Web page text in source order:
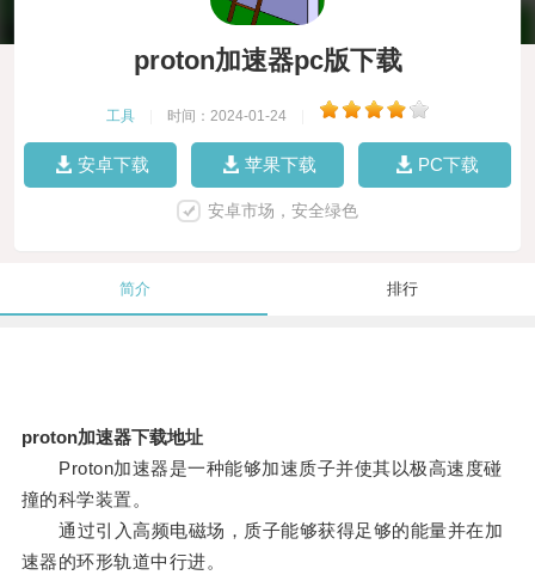
proton加速器pc版下载
工具 时间：2024-01-24
安卓下载 苹果下载 PC下载
安卓市场，安全绿色
简介 排行
proton加速器下载地址
Proton加速器是一种能够加速质子并使其以极高速度碰
撞的科学装置。
通过引入高频电磁场，质子能够获得足够的能量并在加
速器的环形轨道中行进。